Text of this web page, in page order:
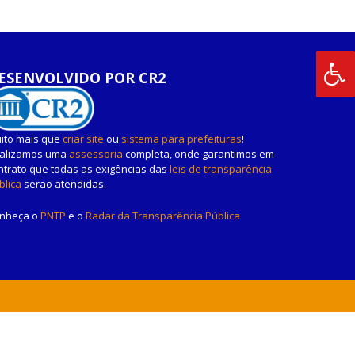
POR CR2
mais que criar site ou sistema para prefeituras!
uma assessoria completa, onde garantimos em
que todas as exigências das leis de transparência
serão atendidas.
o PNTP e o Radar da Transparência Pública